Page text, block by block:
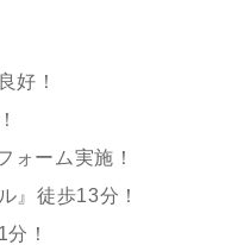
好！
ーム実施！
』徒歩13分！
！